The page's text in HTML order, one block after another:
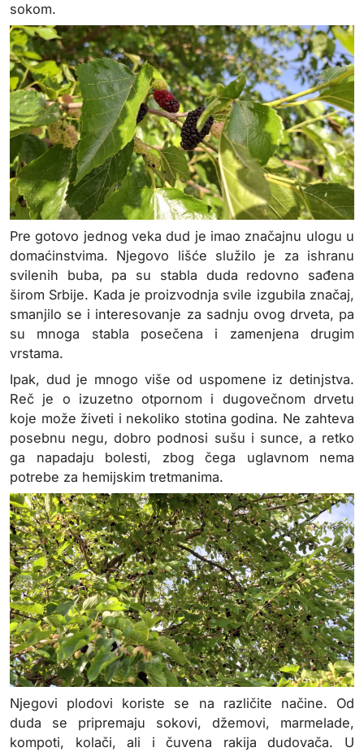
sokom.
Pre gotovo jednog veka dud je imao značajnu ulogu u
domaćinstvima. Njegovo lišće služilo je za ishranu
svilenih buba, pa su stabla duda redovno sađena
širom Srbije. Kada je proizvodnja svile izgubila značaj,
smanjilo se i interesovanje za sadnju ovog drveta, pa
su mnoga stabla posečena i zamenjena drugim
vrstama.
Ipak, dud je mnogo više od uspomene iz detinjstva.
Reč je o izuzetno otpornom i dugovečnom drvetu
koje može živeti i nekoliko stotina godina. Ne zahteva
posebnu negu, dobro podnosi sušu i sunce, a retko
ga napadaju bolesti, zbog čega uglavnom nema
potrebe za hemijskim tretmanima.
Njegovi plodovi koriste se na različite načine. Od
duda se pripremaju sokovi, džemovi, marmelade,
kompoti, kolači, ali i čuvena rakija dudovača. U